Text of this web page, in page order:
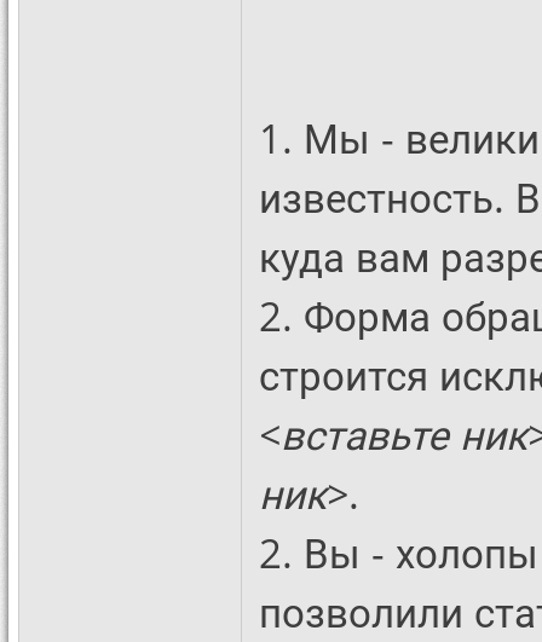
1. Мы -
известность.
куда вам
2. Форма
строится
<вставьте
ник>.
2. Вы -
позволили